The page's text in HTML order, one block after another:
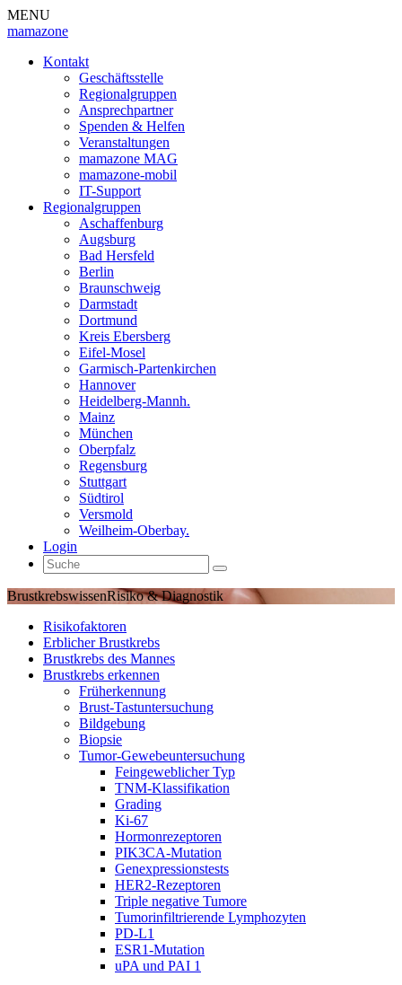
MENU
mamazone
Kontakt
Geschäftsstelle
Regionalgruppen
Ansprechpartner
Spenden & Helfen
Veranstaltungen
mamazone MAG
mamazone-mobil
IT-Support
Regionalgruppen
Aschaffenburg
Augsburg
Bad Hersfeld
Berlin
Braunschweig
Darmstadt
Dortmund
Kreis Ebersberg
Eifel-Mosel
Garmisch-Partenkirchen
Hannover
Heidelberg-Mannh.
Mainz
München
Oberpfalz
Regensburg
Stuttgart
Südtirol
Versmold
Weilheim-Oberbay.
Login
BrustkrebswissenRisiko & Diagnostik
Risikofaktoren
Erblicher Brustkrebs
Brustkrebs des Mannes
Brustkrebs erkennen
Früherkennung
Brust-Tastuntersuchung
Bildgebung
Biopsie
Tumor-Gewebeuntersuchung
Feingeweblicher Typ
TNM-Klassifikation
Grading
Ki-67
Hormonrezeptoren
PIK3CA-Mutation
Genexpressionstests
HER2-Rezeptoren
Triple negative Tumore
Tumorinfiltrierende Lymphozyten
PD-L1
ESR1-Mutation
uPA und PAI 1